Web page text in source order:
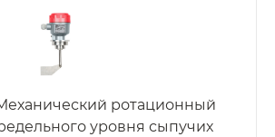
ротационный
уровня сыпучих